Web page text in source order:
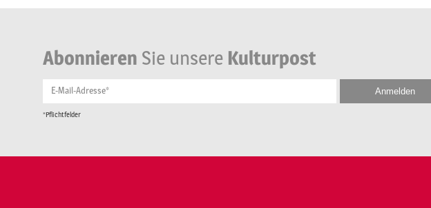
Abonnieren Sie unsere Kulturpost
E-Mail-Adresse*
*Pflichtfelder